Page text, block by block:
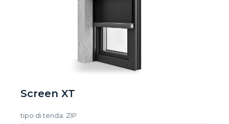
Screen XT
tipo di tenda: ZIP